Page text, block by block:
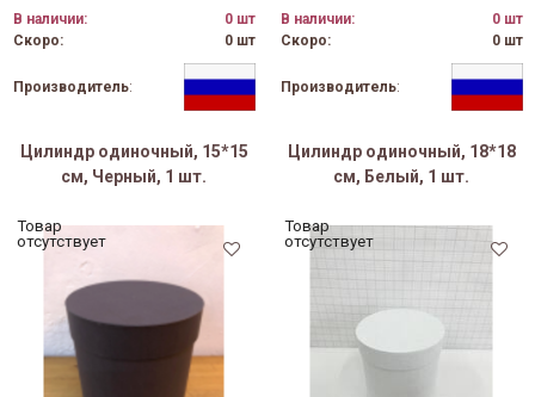
В наличии:
0 шт
Скоро:
0 шт
Производитель:
В наличии:
0 шт
Скоро:
0 шт
Производитель:
Цилиндр одиночный, 15*15
см, Черный, 1 шт.
Товар
отсутствует
Цилиндр одиночный, 18*18
см, Белый, 1 шт.
Товар
отсутствует